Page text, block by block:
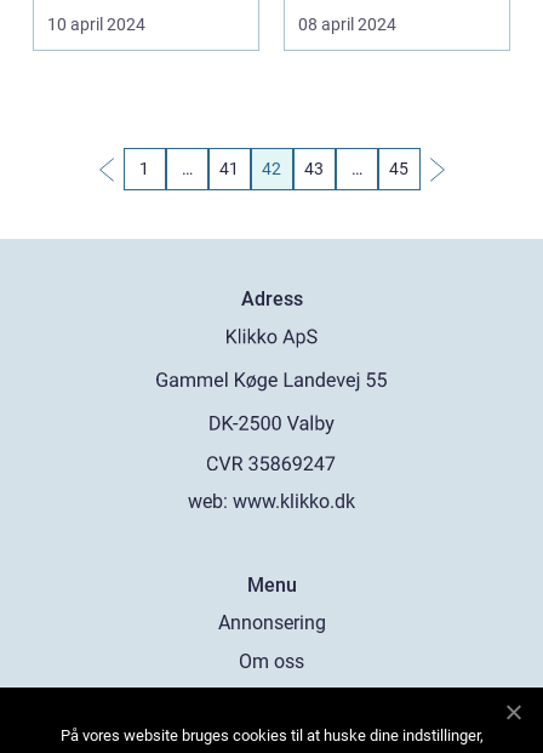
10 april 2024
inb...
08 april 2024
1 … 41 42 43 … 45
Adress
web: www.klikko.dk
Menu
Annonsering
Om oss
Kontakta oss
På vores website bruges cookies til at huske dine indstillinger,